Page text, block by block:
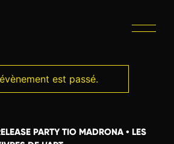
est passé.
PARTY TIO MADRONA • LES